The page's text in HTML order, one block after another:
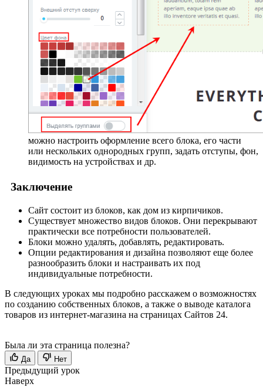
можно настроить оформление всего блока, его части
или нескольких однородных групп, задать отступы, фон,
видимость на устройствах и др.
Заключение
Сайт состоит из блоков, как дом из кирпичиков.
Существует множество видов блоков. Они перекрывают
практически все потребности пользователей.
Блоки можно удалять, добавлять, редактировать.
Опции редактирования и дизайна позволяют еще более
разнообразить блоки и настраивать их под
индивидуальные потребности.
В следующих уроках мы подробно расскажем о возможностях
по созданию собственных блоков, а также о выводе каталога
товаров из интернет-магазина на страницах Сайтов 24.
Была ли эта страница полезна?
Да Нет
Предыдущий урок
Наверх